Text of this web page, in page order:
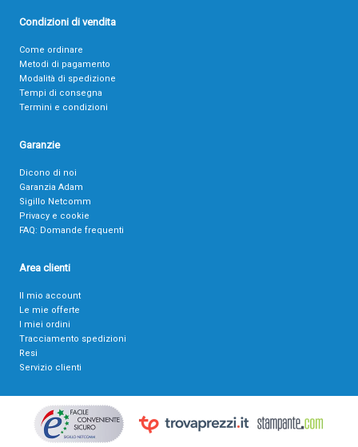
Condizioni di vendita
Come ordinare
Metodi di pagamento
Modalità di spedizione
Tempi di consegna
Termini e condizioni
Garanzie
Dicono di noi
Garanzia Adam
Sigillo Netcomm
Privacy e cookie
FAQ: Domande frequenti
Area clienti
Il mio account
Le mie offerte
I miei ordini
Tracciamento spedizioni
Resi
Servizio clienti